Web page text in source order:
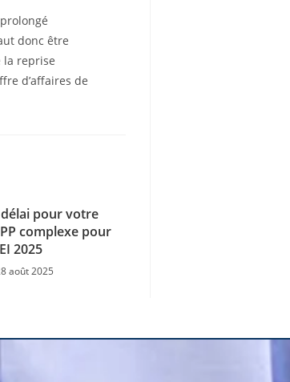
donc être
la reprise
d’affaires de
pour votre
complexe pour
2025
août 2025